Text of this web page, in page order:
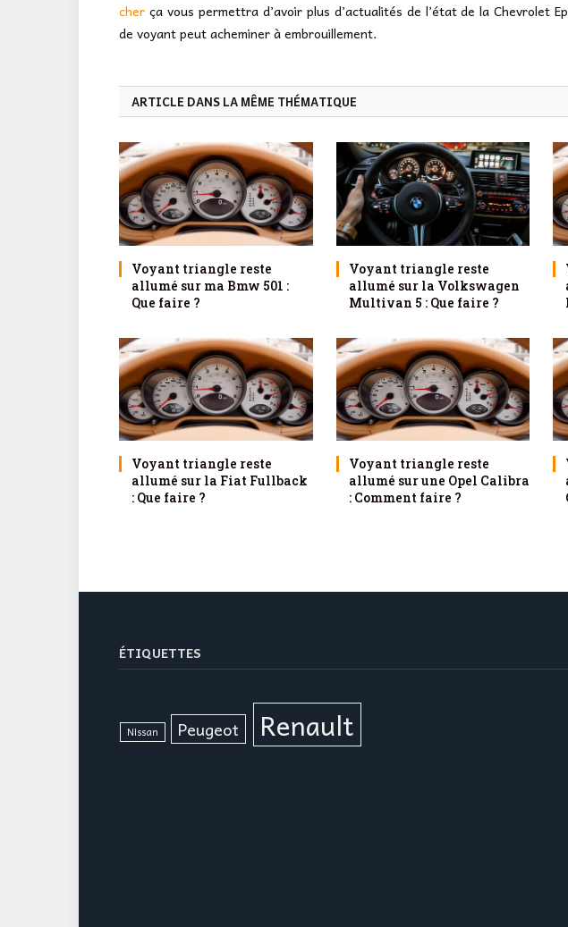
cher ça vous permettra d’avoir plus d’actualités de l’état de la Chevrolet
de voyant peut acheminer à embrouillement.
ARTICLE DANS LA MÊME THÉMATIQUE
Voyant triangle reste
allumé sur ma Bmw 501 :
Que faire ?
Voyant triangle reste
allumé sur la Volkswagen
Multivan 5 : Que faire ?
Voyant triangle reste
allumé sur la Fiat Fullback
: Que faire ?
Voyant triangle reste
allumé sur une Opel Calibra
: Comment faire ?
ÉTIQUETTES
Nissan Peugeot Renault